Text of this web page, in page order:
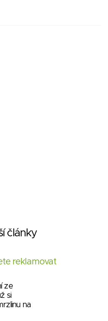
články
reklamovat
ze
si
na